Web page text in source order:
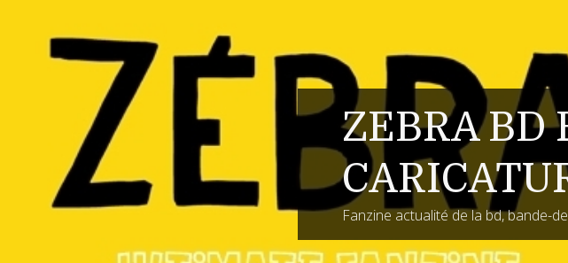
ZEBRA BD
Fanzine actualité de la bd, bande-